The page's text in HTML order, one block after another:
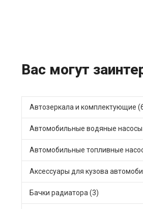
Вас могут
Автозеркала и комплектующие
Автомобильные водяные насосы
Автомобильные топливные
Аксессуары для кузова
Бачки радиатора (3)